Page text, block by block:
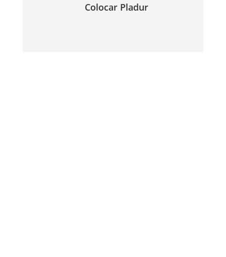
Colocar Pladur